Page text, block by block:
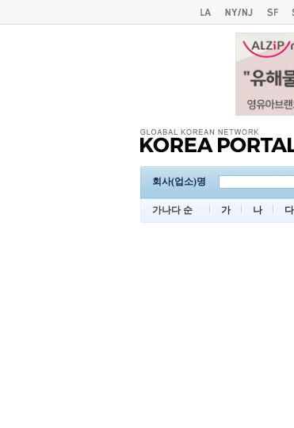
회사(업소)명
가나다 순 가 나 다